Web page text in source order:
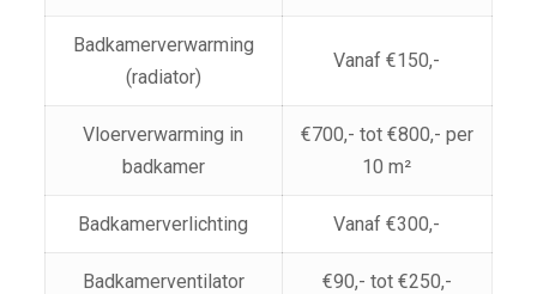
Badkamerverwarming
(radiator)
Vanaf €150,-
Vloerverwarming in
badkamer
€700,- tot €800,- per
10 m²
Badkamerverlichting Vanaf €300,-
Badkamerventilator €90,- tot €250,-